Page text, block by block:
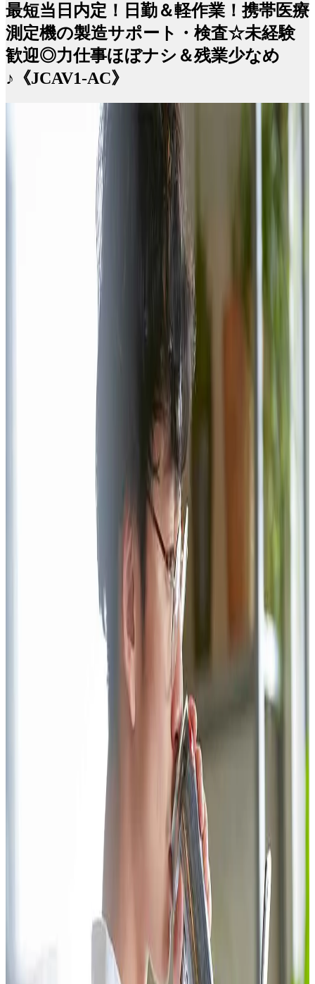
最短当日内定！日勤＆軽作業！携帯医療
測定機の製造サポート・検査☆未経験
歓迎◎力仕事ほぼナシ＆残業少なめ
♪《JCAV1-AC》